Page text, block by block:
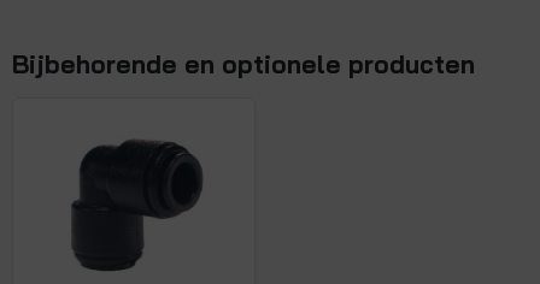
Bijbehorende en optionele producten